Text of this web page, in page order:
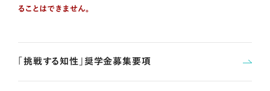
ることはできません。
「挑戦する知性」奨学金募集要項